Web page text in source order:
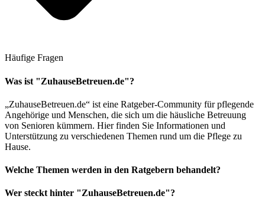
Häufige Fragen
Was ist "ZuhauseBetreuen.de"?
„ZuhauseBetreuen.de“ ist eine Ratgeber-Community für pflegende
Angehörige und Menschen, die sich um die häusliche Betreuung
von Senioren kümmern. Hier finden Sie Informationen und
Unterstützung zu verschiedenen Themen rund um die Pflege zu
Hause.
Welche Themen werden in den Ratgebern behandelt?
Wer steckt hinter "ZuhauseBetreuen.de"?